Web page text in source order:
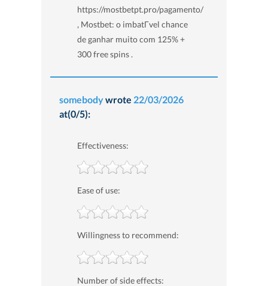
https://mostbetpt.pro/pagamento/
, Mostbet: o imbatГ­vel chance
de ganhar muito com 125% +
300 free spins .
somebodywrote 22/03/2026
at(0/5):
Effectiveness:
Ease of use:
Willingness to recommend:
Number of side effects: